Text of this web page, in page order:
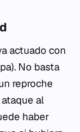
actuado con
). No basta
reproche
al
haber